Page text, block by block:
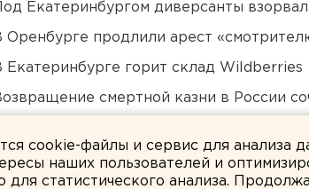
Екатеринбургом диверсанты
Оренбурге продлили арест
Екатеринбурге горит склад Wildberries
смертной казни в России
cookie-файлы и сервис для анализа
наших пользователей и
для статистического анализа.